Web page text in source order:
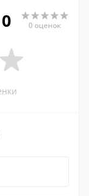
0 0 оценок